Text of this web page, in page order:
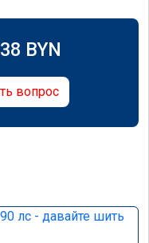
BYN
вопрос